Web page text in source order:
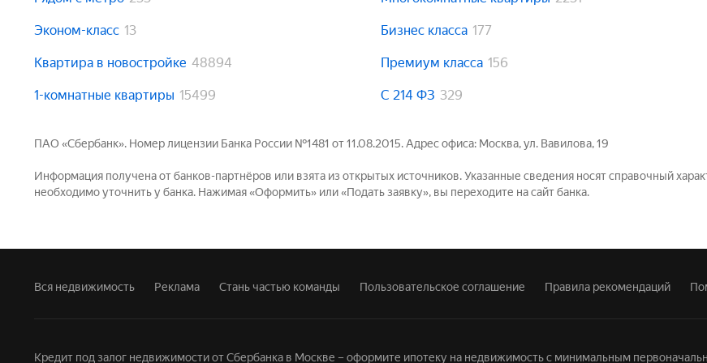
Эконом-класс 13
Квартира в новостройке 48894
1-комнатные квартиры 15499
Бизнес класса 177
Премиум класса 156
С 214 ФЗ 329
ПАО «Сбербанк». Номер лицензии Банка России №1481 от 11.08.2015. Адрес офиса: Москва, ул. Вавилова, 19
Информация получена от банков-партнёров или взята из открытых источников. Указанные сведения носят справочный
необходимо уточнить у банка. Нажимая «Оформить» или «Подать заявку», вы переходите на сайт банка.
Вся недвижимость Реклама Стань частью команды Пользовательское соглашение Правила рекомендаций
Кредит под залог недвижимости от Сбербанка в Москве – оформите ипотеку на недвижимость с минимальным